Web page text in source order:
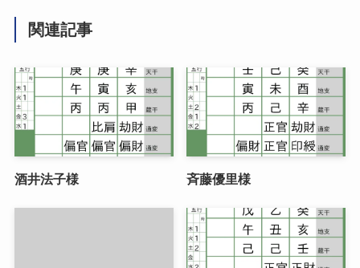
関連記事
酒井法子様 斉藤優里様